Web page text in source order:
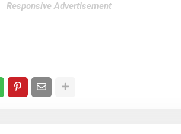
Responsive Advertisement